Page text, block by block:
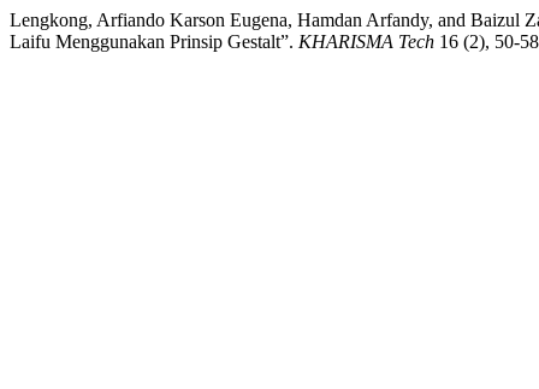
Lengkong, Arfiando Karson Eugena, Hamdan Arfandy, and Baizul
Laifu Menggunakan Prinsip Gestalt”. KHARISMA Tech 16 (2), 50-